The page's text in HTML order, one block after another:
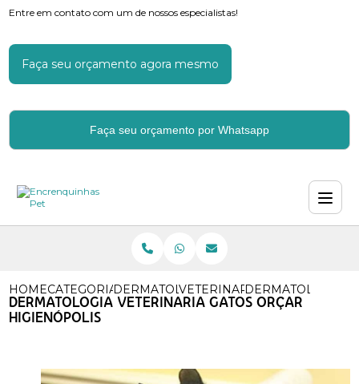
Entre em contato com um de nossos especialistas!
Faça seu orçamento agora mesmo
Faça seu orçamento por Whatsapp
HOMECATEGORIASDERMATOLOGIA VETERINARIA
VETERINARIODERMATOLOGIA
DERMATOLOGIA VETERINARIA GATOS ORÇAR
HIGIENÓPOLIS